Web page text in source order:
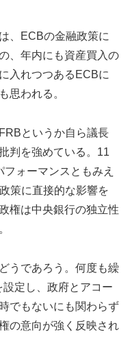
、ECBの金融政策に
、年内にも資産買入の
入れつつあるECBに
思われる。
というか自ら議長
判を強めている。11
ォーマンスともみえ
策に直接的な影響を
権は中央銀行の独立性
うであろう。何度も繰
定し、政府とアコー
でもないにも関わらず
の意向が強く反映され